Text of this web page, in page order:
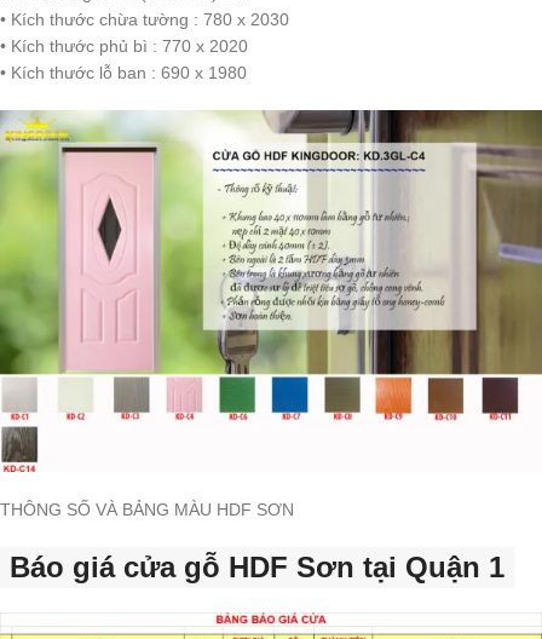
• Kích thước chừa tường : 780 x 2030
• Kích thước phủ bì : 770 x 2020
• Kích thước lỗ ban : 690 x 1980
THÔNG SỐ VÀ BẢNG MÀU HDF SƠN
Báo giá cửa gỗ HDF Sơn tại Quận 1